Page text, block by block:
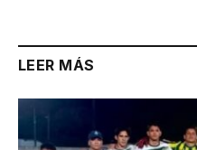
LEER MÁS